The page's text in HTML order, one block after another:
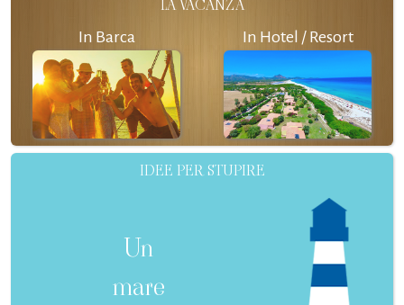
LA VACANZA
In Barca In Hotel / Resort
IDEE PER STUPIRE
Un
mare